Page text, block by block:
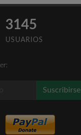
3145
USUARIOS
Suscribirse